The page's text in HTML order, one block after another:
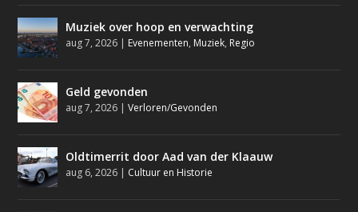
Muziek over hoop en verwachting
aug 7, 2026 | Evenementen, Muziek, Regio
Geld gevonden
aug 7, 2026 |Verloren/Gevonden
Oldtimerrit door Aad van der Klaauw
aug 6, 2026 | Cultuur en Historie